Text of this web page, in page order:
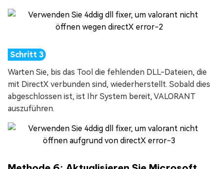
Warten Sie, bis das Tool die fehlenden DLL-Dateien, die
mit DirectX verbunden sind, wiederherstellt. Sobald dies
abgeschlossen ist, ist Ihr System bereit, VALORANT
auszuführen.